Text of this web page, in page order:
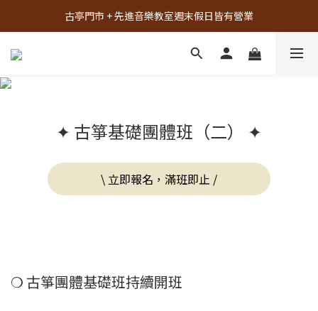
古亭門市 + 先進音樂教室週末假日皆有營業
古亭門市 + 先進音樂教室週末假日皆有營業
先進音樂教室全面升級，給您更舒適的琴房空間！
✦ 古箏基礎團體班（二） ✦
\ 立即報名，滿班即止 /
❍ 古箏團體基礎班持續開班